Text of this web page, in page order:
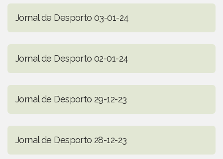
Jornal de Desporto 03-01-24
Jornal de Desporto 02-01-24
Jornal de Desporto 29-12-23
Jornal de Desporto 28-12-23